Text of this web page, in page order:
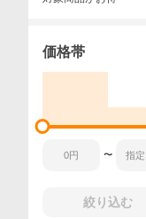
価格帯
〜
絞り込む